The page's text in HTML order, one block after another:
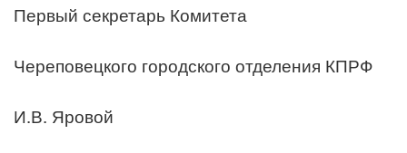
Первый секретарь Комитета
Череповецкого городского отделения КПРФ
И.В. Яровой